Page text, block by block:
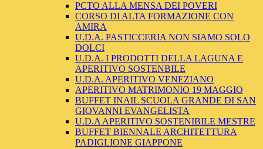
PCTO ALLA MENSA DEI POVERI
CORSO DI ALTA FORMAZIONE CON
AMIRA
U.D.A. PASTICCERIA NON SIAMO SOLO
DOLCI
U.D.A. I PRODOTTI DELLA LAGUNA E
APERITIVO SOSTENBILE
U.D.A. APERITIVO VENEZIANO
APERITIVO MATRIMONIO 19 MAGGIO
BUFFET INAIL SCUOLA GRANDE DI SAN
GIOVANNI EVANGELISTA
U.D.A APERITIVO SOSTENIBILE MESTRE
BUFFET BIENNALE ARCHITETTURA
PADIGLIONE GIAPPONE